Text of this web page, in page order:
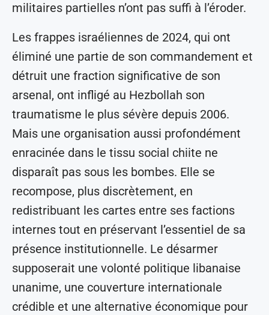
militaires partielles n’ont pas suffi à l’éroder.
Les frappes israéliennes de 2024, qui ont
éliminé une partie de son commandement et
détruit une fraction significative de son
arsenal, ont infligé au Hezbollah son
traumatisme le plus sévère depuis 2006.
Mais une organisation aussi profondément
enracinée dans le tissu social chiite ne
disparaît pas sous les bombes. Elle se
recompose, plus discrètement, en
redistribuant les cartes entre ses factions
internes tout en préservant l’essentiel de sa
présence institutionnelle. Le désarmer
supposerait une volonté politique libanaise
unanime, une couverture internationale
crédible et une alternative économique pour